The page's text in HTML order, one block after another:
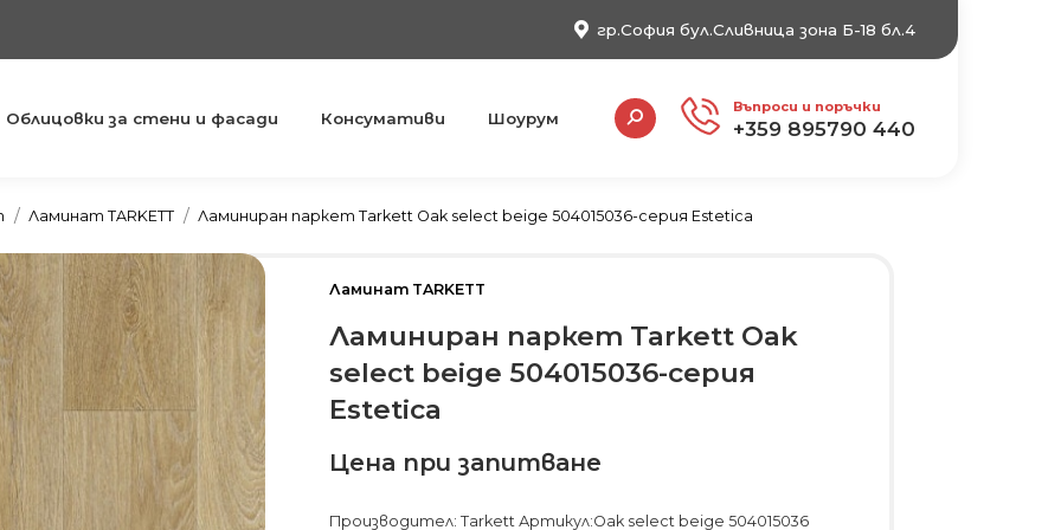
гр.София бул.Сливница зона Б-18 бл.4
Облицовки за стени и фасади Консумативи Шоурум
Search: Въпроси и поръчки
+359 895790 440
You are here:
Ламинат TARKETT Ламиниран паркет Tarkett Oak select beige 504015036-серия Estetica
Ламинат TARKETT
Ламиниран паркет Tarkett Oak
select beige 504015036-серия
Estetica
Цена при запитване
Производител: Tarkett Артикул:Oak select beige 504015036